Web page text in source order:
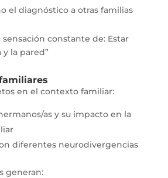
el diagnóstico a otras familias
sensación constante de: Estar
y la pared”
en el contexto familiar:
as y su impacto en la
diferentes neurodivergencias
generan: